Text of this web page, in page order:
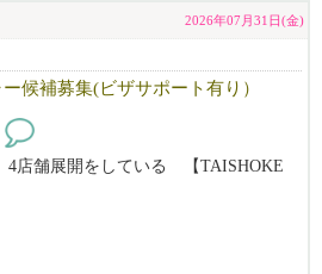
2026年07月31日(金)
候補募集(ビザサポート有り）
4店舗展開をしている 【TAISHOKE